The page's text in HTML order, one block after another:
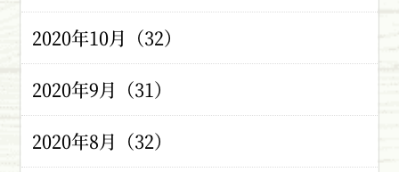
2020年10月（32）
2020年9月（31）
2020年8月（32）